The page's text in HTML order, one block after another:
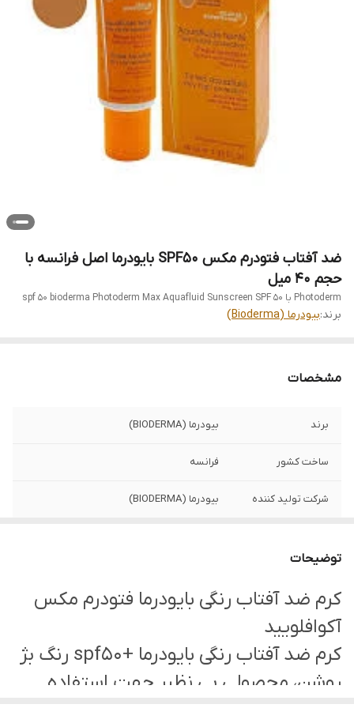
ضد آفتاب فتودرم مکس SPF50 بایودرما اصل فرانسه با
حجم 40 میل
Photoderm با spf 50 bioderma Photoderm Max Aquafluid Sunscreen SPF 50
برند:بیودرما (Bioderma)
مشخصات
برند بیودرما (BIODERMA)
ساخت کشور فرانسه
شرکت تولید کننده بیودرما (BIODERMA)
پوست جلوگيرى مى كند
مخصوص پوست
حساس
بارکد 3401561197425
توضیحات
کرم ضد آفتاب رنگی بایودرما فتودرم مکس
آكوافلوييد
کرم ضد آفتاب رنگی بایودرما +spf50 رنگ بژ
روشن، محصولى بى نظير جهت استفاده